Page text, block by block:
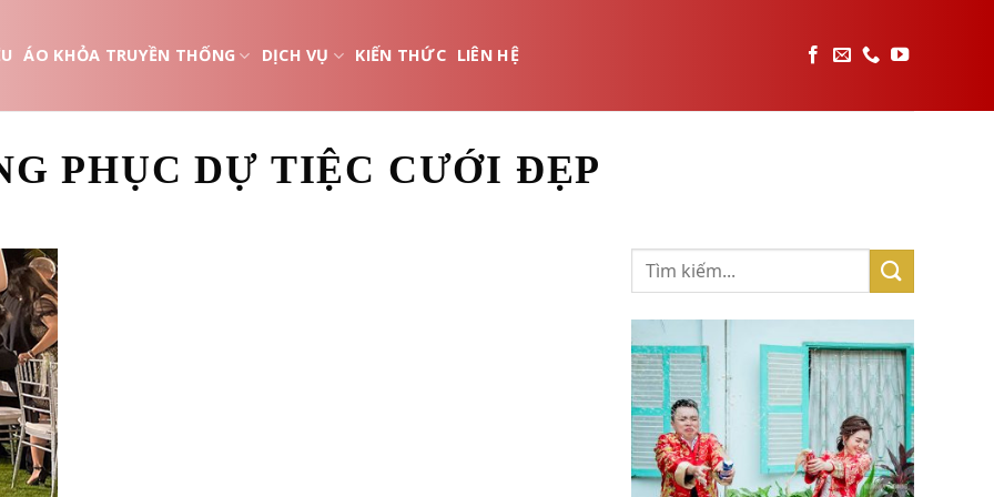
ÁO KHỎA TRUYỀN THỐNG DỊCH VỤ KIẾN THỨC LIÊN HỆ
PHỤC DỰ TIỆC CƯỚI ĐẸP